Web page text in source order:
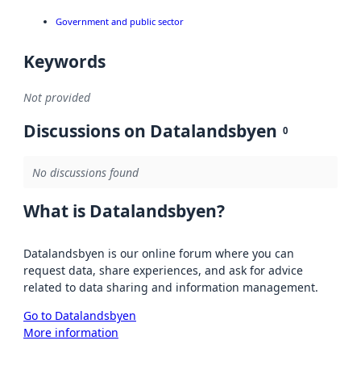
Government and public sector
Keywords
Not provided
Discussions on Datalandsbyen 0
No discussions found
What is Datalandsbyen?
Datalandsbyen is our online forum where you can
request data, share experiences, and ask for advice
related to data sharing and information management.
Go to Datalandsbyen
More information